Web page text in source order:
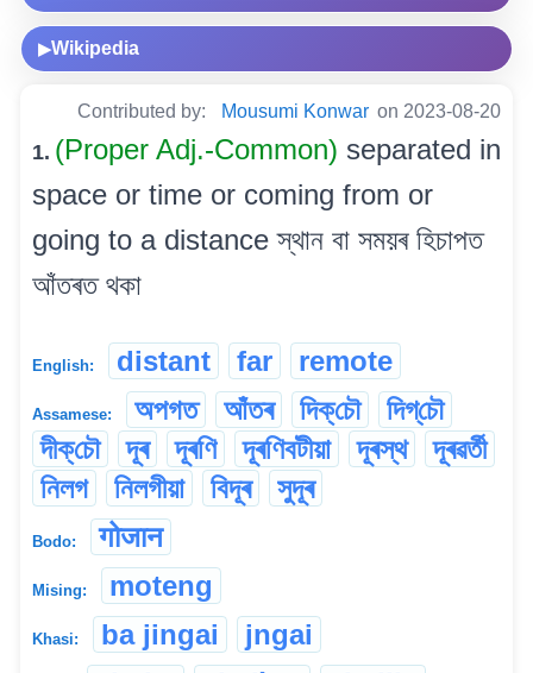
▶Wikipedia
Contributed by: Mousumi Konwar on 2023-08-20
1. (Proper Adj.-Common) separated in
space or time or coming from or
going to a distance স্থান বা সময়ৰ হিচাপত
আঁতৰত থকা
English: distant far remote
Assamese: অপগত আঁতৰ দিক্‌চৌ
দিগ্‌চৌ
দীক্‌চৌ
দূৰ দূৰণি দূৰণিবটীয়া দূৰস্থ
দূৰৱৰ্তী
নিলগ
নিলগীয়া বিদূৰ সুদূৰ
Bodo: गोजान
Mising: moteng
Khasi: ba jingai jngai